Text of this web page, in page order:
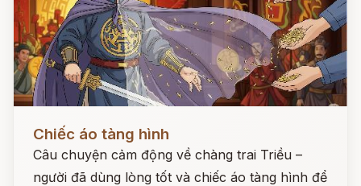
Đọc ngay
Chiếc áo tàng hình
Câu chuyện cảm động về chàng trai Triều –
người đã dùng lòng tốt và chiếc áo tàng hình để